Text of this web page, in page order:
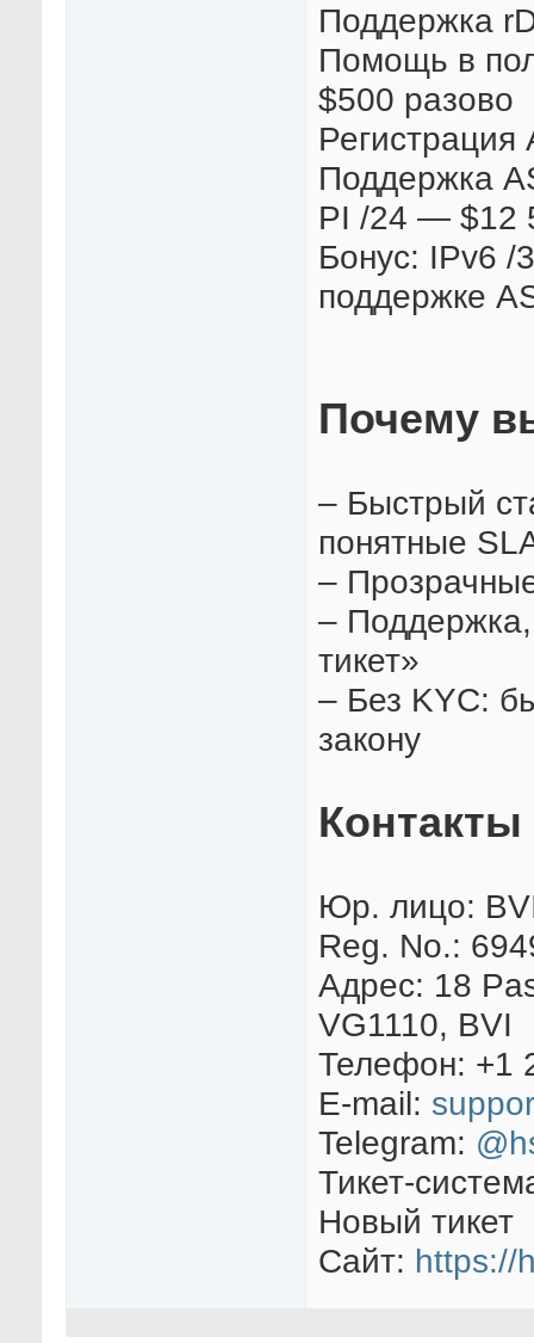
Поддержка
Помощь в
$500 разово
Поддержка
PI /24 — $12
Бонус: IPv6 /
поддержке
Почему
– Быстрый
понятные
–
–
тикет»
– Без KYC:
закону
Контакты
Юр. лицо:
Reg. No.:
Адрес: 18
VG1110, BVI
Телефон: +1
E-mail:
Telegram:
Тикет-
Новый тикет
Сайт: https://